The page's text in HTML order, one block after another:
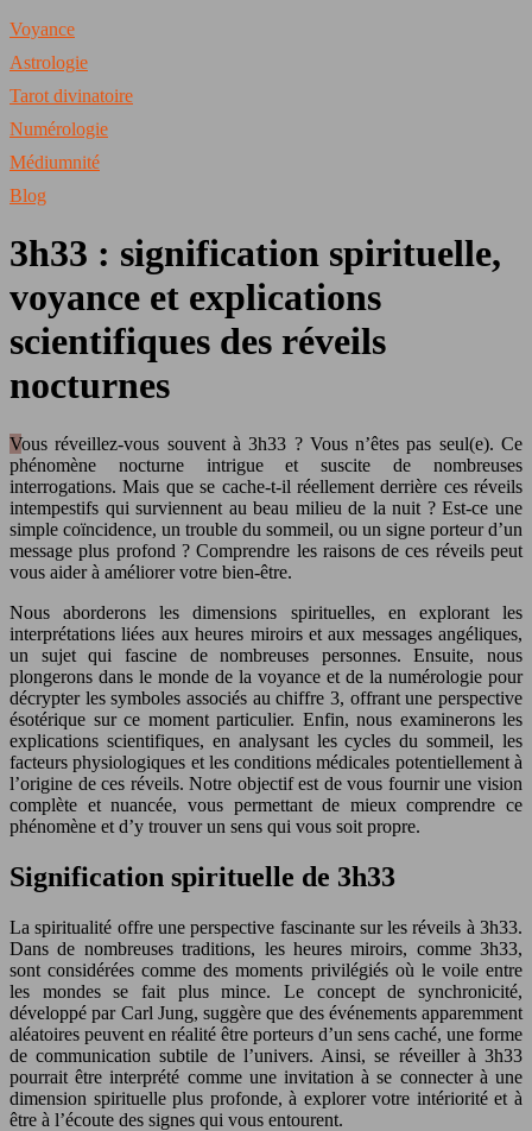
Voyance
Astrologie
Tarot divinatoire
Numérologie
Médiumnité
Blog
3h33 : signification spirituelle,
voyance et explications
scientifiques des réveils
nocturnes
Vous réveillez-vous souvent à 3h33 ? Vous n’êtes pas seul(e). Ce
phénomène nocturne intrigue et suscite de nombreuses
interrogations. Mais que se cache-t-il réellement derrière ces réveils
intempestifs qui surviennent au beau milieu de la nuit ? Est-ce une
simple coïncidence, un trouble du sommeil, ou un signe porteur d’un
message plus profond ? Comprendre les raisons de ces réveils peut
vous aider à améliorer votre bien-être.
Nous aborderons les dimensions spirituelles, en explorant les
interprétations liées aux heures miroirs et aux messages angéliques,
un sujet qui fascine de nombreuses personnes. Ensuite, nous
plongerons dans le monde de la voyance et de la numérologie pour
décrypter les symboles associés au chiffre 3, offrant une perspective
ésotérique sur ce moment particulier. Enfin, nous examinerons les
explications scientifiques, en analysant les cycles du sommeil, les
facteurs physiologiques et les conditions médicales potentiellement à
l’origine de ces réveils. Notre objectif est de vous fournir une vision
complète et nuancée, vous permettant de mieux comprendre ce
phénomène et d’y trouver un sens qui vous soit propre.
Signification spirituelle de 3h33
La spiritualité offre une perspective fascinante sur les réveils à 3h33.
Dans de nombreuses traditions, les heures miroirs, comme 3h33,
sont considérées comme des moments privilégiés où le voile entre
les mondes se fait plus mince. Le concept de synchronicité,
développé par Carl Jung, suggère que des événements apparemment
aléatoires peuvent en réalité être porteurs d’un sens caché, une forme
de communication subtile de l’univers. Ainsi, se réveiller à 3h33
pourrait être interprété comme une invitation à se connecter à une
dimension spirituelle plus profonde, à explorer votre intériorité et à
être à l’écoute des signes qui vous entourent.